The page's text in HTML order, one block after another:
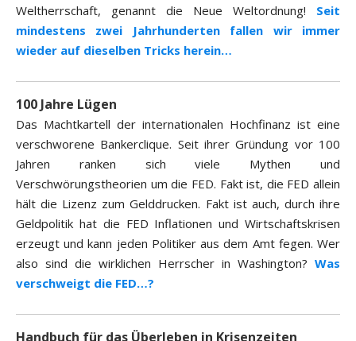
Weltherrschaft, genannt die Neue Weltordnung! Seit
mindestens zwei Jahrhunderten fallen wir immer
wieder auf dieselben Tricks herein…
100 Jahre Lügen
Das Machtkartell der internationalen Hochfinanz ist eine
verschworene Bankerclique. Seit ihrer Gründung vor 100
Jahren ranken sich viele Mythen und
Verschwörungstheorien um die FED. Fakt ist, die FED allein
hält die Lizenz zum Gelddrucken. Fakt ist auch, durch ihre
Geldpolitik hat die FED Inflationen und Wirtschaftskrisen
erzeugt und kann jeden Politiker aus dem Amt fegen. Wer
also sind die wirklichen Herrscher in Washington? Was
verschweigt die FED…?
Handbuch für das Überleben in Krisenzeiten